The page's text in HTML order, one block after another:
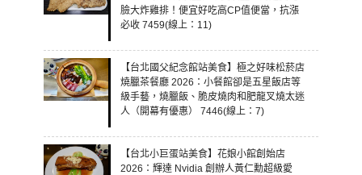
臉大炸雞排！便宜好吃高CP值便當，抗漲
必收 7459(線上：11)
【台北國父紀念館站美食】極之好味松菸店
燒臘茶餐廳 2026：小餐館卻是五星飯店等
級手藝，燒臘飯、脆皮燒肉和肥龍叉燒太迷
人（開幕有優惠） 7446(線上：7)
【台北小巨蛋站美食】花娘小館創始店
2026：輝達 Nvidia 創辦人黃仁勳超級愛